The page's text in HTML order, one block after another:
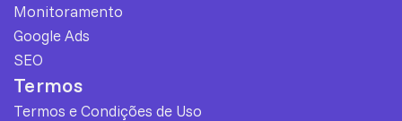
Monitoramento
Google Ads
SEO
Termos
Termos e Condições de Uso